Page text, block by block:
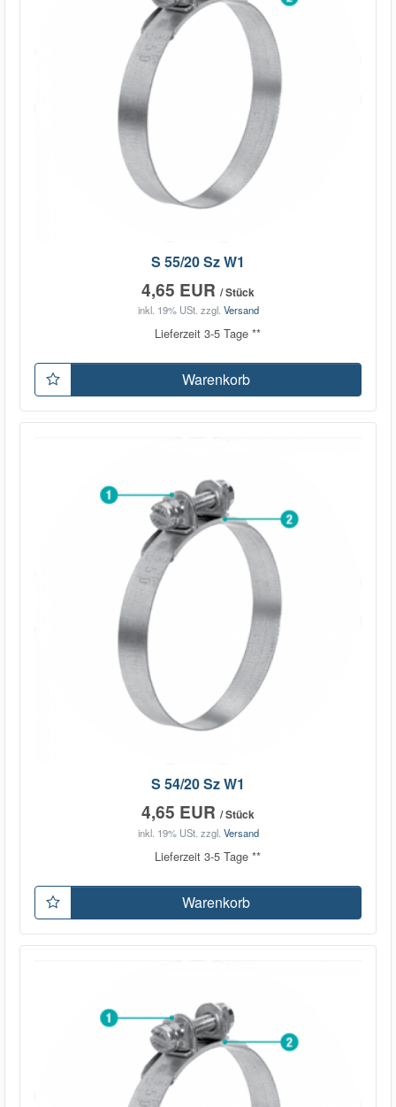
S 55/20 Sz W1
4,65 EUR / Stück
inkl. 19% USt. zzgl. Versand
Lieferzeit 3-5 Tage **
Warenkorb
S 54/20 Sz W1
4,65 EUR / Stück
inkl. 19% USt. zzgl. Versand
Lieferzeit 3-5 Tage **
Warenkorb